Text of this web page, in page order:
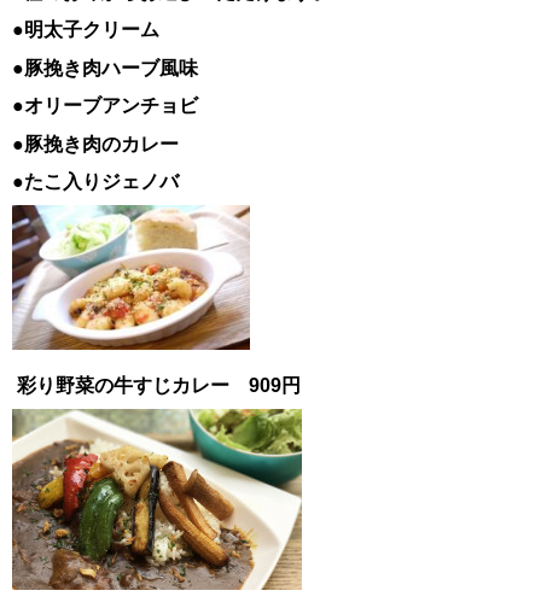
●明太子クリーム
●豚挽き肉ハーブ風味
●オリーブアンチョビ
●豚挽き肉のカレー
●たこ入りジェノバ
彩り野菜の牛すじカレー 909円